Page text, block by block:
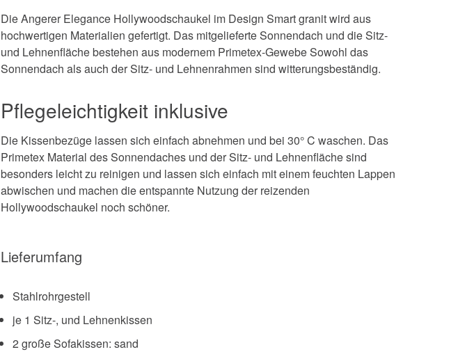
Die Angerer Elegance Hollywoodschaukel im Design Smart granit wird aus
hochwertigen Materialien gefertigt. Das mitgelieferte Sonnendach und die Sitz-
und Lehnenfläche bestehen aus modernem Primetex-Gewebe Sowohl das
Sonnendach als auch der Sitz- und Lehnenrahmen sind witterungsbeständig.
Pflegeleichtigkeit inklusive
Die Kissenbezüge lassen sich einfach abnehmen und bei 30° C waschen. Das
Primetex Material des Sonnendaches und der Sitz- und Lehnenfläche sind
besonders leicht zu reinigen und lassen sich einfach mit einem feuchten Lappen
abwischen und machen die entspannte Nutzung der reizenden
Hollywoodschaukel noch schöner.
Lieferumfang
Stahlrohrgestell
je 1 Sitz-, und Lehnenkissen
2 große Sofakissen: sand